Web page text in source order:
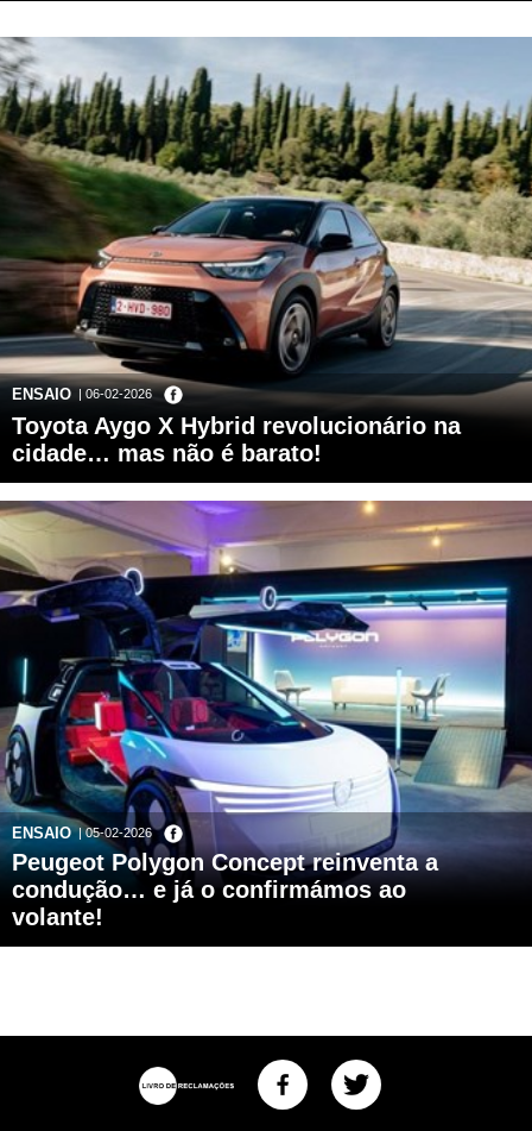
ENSAIO | 06-02-2026
Toyota Aygo X Hybrid revolucionário na
cidade… mas não é barato!
ENSAIO | 05-02-2026
Peugeot Polygon Concept reinventa a
condução… e já o confirmámos ao
volante!